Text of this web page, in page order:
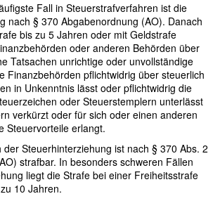
Fall in Steuerstrafverfahren ist die
nach § 370 Abgabenordnung (AO). Danach
bis zu 5 Jahren oder mit Geldstrafe
oder anderen Behörden über
Tatsachen unrichtige oder unvollständige
Finanzbehörden pflichtwidrig über steuerlich
in Unkenntnis lässt oder pflichtwidrig die
oder Steuerstemplern unterlässt
verkürzt oder für sich oder einen anderen
Steuervorteile erlangt.
der Steuerhinterziehung ist nach § 370 Abs. 2
strafbar. In besonders schweren Fällen
liegt die Strafe bei einer Freiheitsstrafe
10 Jahren.